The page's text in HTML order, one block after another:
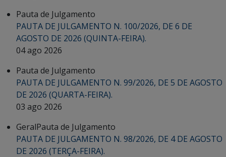
Pauta de Julgamento
PAUTA DE JULGAMENTO N. 100/2026, DE 6 DE
AGOSTO DE 2026 (QUINTA-FEIRA).
04 ago 2026
Pauta de Julgamento
PAUTA DE JULGAMENTO N. 99/2026, DE 5 DE AGOSTO
DE 2026 (QUARTA-FEIRA).
03 ago 2026
GeralPauta de Julgamento
PAUTA DE JULGAMENTO N. 98/2026, DE 4 DE AGOSTO
DE 2026 (TERÇA-FEIRA).